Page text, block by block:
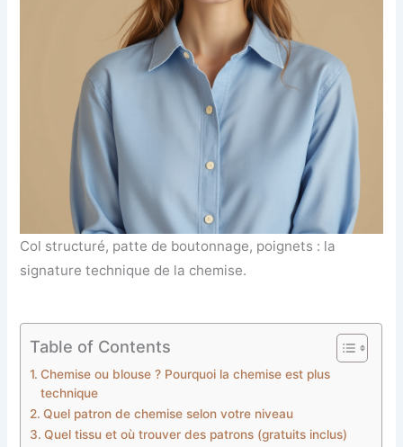
Col structuré, patte de boutonnage, poignets : la
signature technique de la chemise.
Table of Contents
Chemise ou blouse ? Pourquoi la chemise est plus
technique
Quel patron de chemise selon votre niveau
Quel tissu et où trouver des patrons (gratuits inclus)